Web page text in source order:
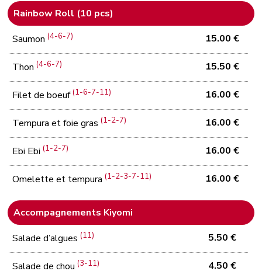
Rainbow Roll (10 pcs)
Saumon(4-6-7) 15.00 €
Thon(4-6-7) 15.50 €
Filet de boeuf(1-6-7-11) 16.00 €
Tempura et foie gras(1-2-7) 16.00 €
Ebi Ebi(1-2-7) 16.00 €
Omelette et tempura(1-2-3-7-11) 16.00 €
Accompagnements Kiyomi
Salade d’algues(11) 5.50 €
Salade de chou(3-11) 4.50 €